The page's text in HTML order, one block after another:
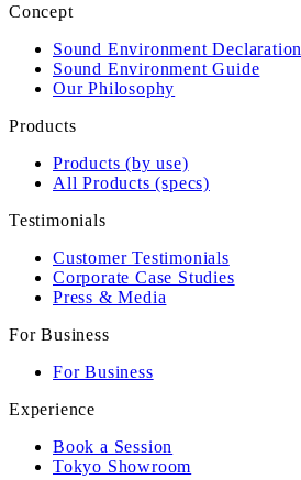
Concept
Sound Environment Declaration
Sound Environment Guide
Our Philosophy
Products
Products (by use)
All Products (specs)
Testimonials
Customer Testimonials
Corporate Case Studies
Press & Media
For Business
For Business
Experience
Book a Session
Tokyo Showroom